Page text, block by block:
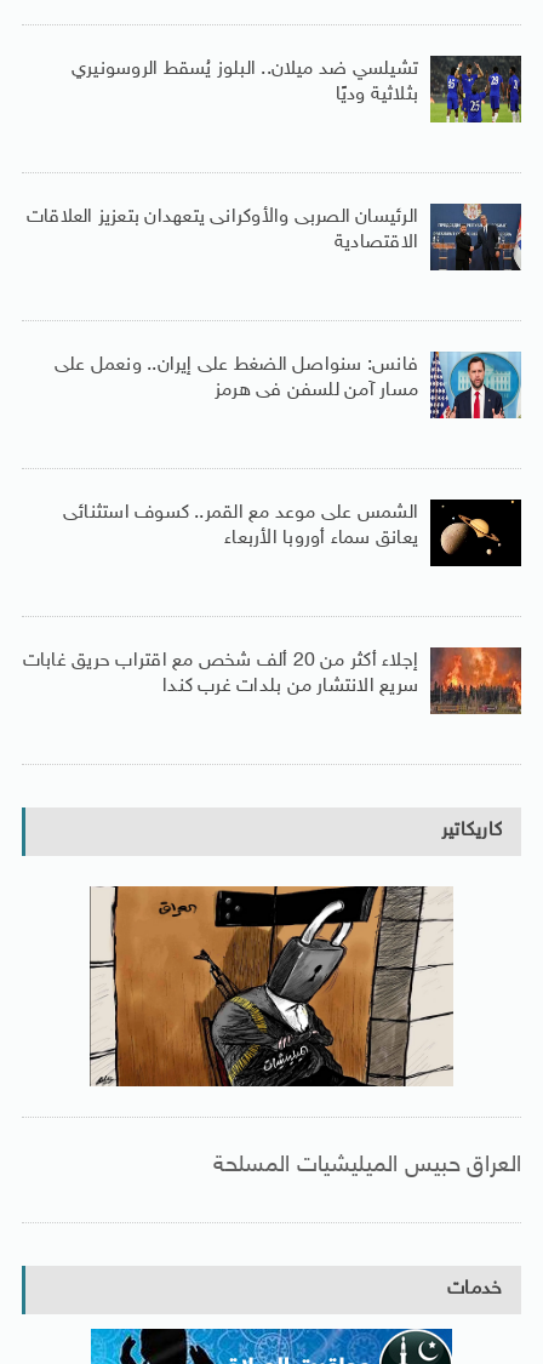
تشيلسي ضد ميلان.. البلوز يُسقط الروسونيري
بثلاثية وديًا
الرئيسان الصربى والأوكرانى يتعهدان بتعزيز العلاقات
الاقتصادية
فانس: سنواصل الضغط على إيران.. ونعمل على
مسار آمن للسفن فى هرمز
الشمس على موعد مع القمر.. كسوف استثنائى
يعانق سماء أوروبا الأربعاء
إجلاء أكثر من 20 ألف شخص مع اقتراب حريق غابات
سريع الانتشار من بلدات غرب كندا
كاريكاتير
العراق حبيس الميليشيات المسلحة
خدمات